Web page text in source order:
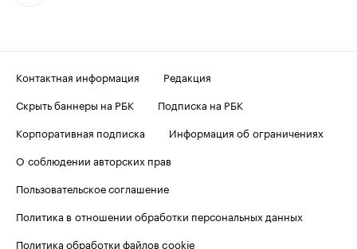
Контактная информация
Редакция
Скрыть баннеры на РБК
Подписка на РБК
Корпоративная подписка
Информация об ограничениях
О соблюдении авторских прав
Пользовательское соглашение
Политика в отношении обработки персональных данных
Политика обработки файлов cookie